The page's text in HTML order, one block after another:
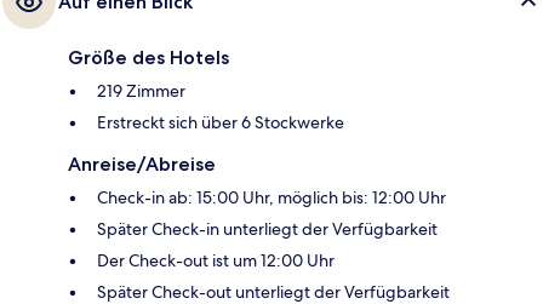
Größe des Hotels
219 Zimmer
Erstreckt sich über 6 Stockwerke
Anreise/Abreise
Check-in ab: 15:00 Uhr, möglich bis: 12:00 Uhr
Später Check-in unterliegt der Verfügbarkeit
Der Check-out ist um 12:00 Uhr
Später Check-out unterliegt der Verfügbarkeit